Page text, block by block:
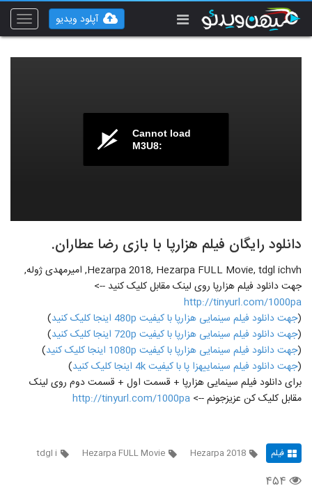
Toggle
آپلود ویدیو
Cannot load
M3U8:
دانلود رایگان فیلم هزارپا با بازی رضا عطاران.
Hezarpa 2018, Hezarpa FULL Movie, tdgl ichvh, امیرمهدی ژوله,
جهت دانلود فیلم هزارپا روی لینک مقابل کلیک کنید -->
http://tinyurl.com/1000pa
(جهت دانلود فیلم سینمایی هزارپا با کیفیت 480p اینجا کلیک کنید
)
(جهت دانلود فیلم سینمایی هزارپا با کیفیت 720p اینجا کلیک کنید
)
(جهت دانلود فیلم سینمایی هزارپا با کیفیت 1080p اینجا کلیک کنید
)
(جهت دانلود فیلم سینماییهزا پا با کیفیت 4k اینجا کلیک کنید
)
برای دانلود فیلم سینمایی هزارپا + قسمت اول + قسمت دوم روی لینک
مقابل کلیک کن عزیزجونم --> http://tinyurl.com/1000pa
فیلم Hezarpa 2018
Hezarpa FULL Movie
tdgl i
۴۵۴